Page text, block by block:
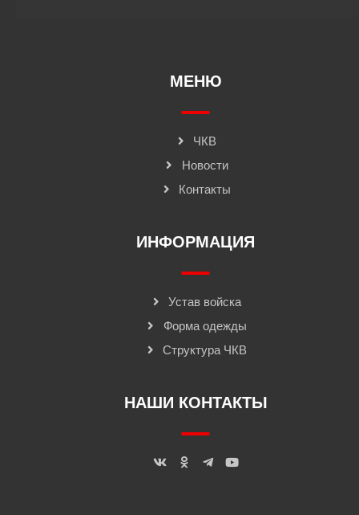
МЕНЮ
ЧКВ
Новости
Контакты
ИНФОРМАЦИЯ
Устав войска
Форма одежды
Структура ЧКВ
НАШИ КОНТАКТЫ